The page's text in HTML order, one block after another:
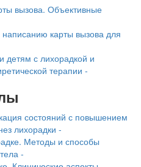
вызова. Объективные
карты вызова для
детям с лихорадкой и
терапии -
состояний с повышением
лихорадки -
Методы и способы
-